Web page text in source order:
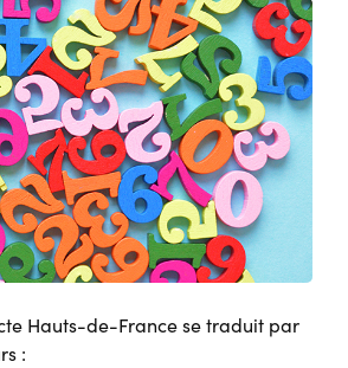
Hauts-de-France se traduit par
: